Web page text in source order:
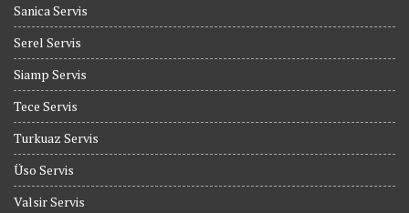
Sanica Servis
Serel Servis
Siamp Servis
Tece Servis
Turkuaz Servis
Üso Servis
Valsir Servis